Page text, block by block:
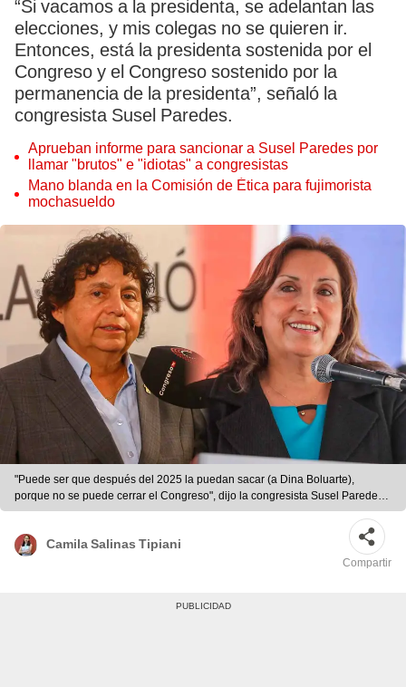
“Si vacamos a la presidenta, se adelantan las
elecciones, y mis colegas no se quieren ir.
Entonces, está la presidenta sostenida por el
Congreso y el Congreso sostenido por la
permanencia de la presidenta”, señaló la
congresista Susel Paredes.
Aprueban informe para sancionar a Susel Paredes por
llamar "brutos" e "idiotas" a congresistas
Mano blanda en la Comisión de Ética para fujimorista
mochasueldo
"Puede ser que después del 2025 la puedan sacar (a Dina Boluarte),
porque no se puede cerrar el Congreso", dijo la congresista Susel Paredes.
Foto: composición LR/Andina
Camila Salinas Tipiani
Compartir